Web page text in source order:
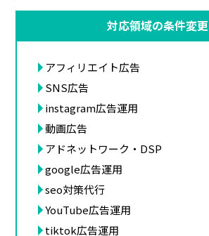
対応領域の条件変更
アフィリエイト広告
SNS広告
instagram広告運用
動画広告
アドネットワーク・DSP
google広告運用
seo対策代行
YouTube広告運用
tiktok広告運用